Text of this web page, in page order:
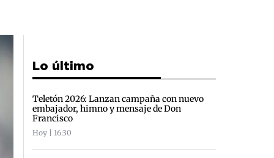
Lo último
Teletón 2026: Lanzan campaña con nuevo
embajador, himno y mensaje de Don
Francisco
Hoy | 16:30